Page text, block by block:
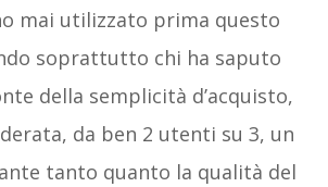
mai utilizzato prima questo
soprattutto chi ha saputo
della semplicità d’acquisto,
da ben 2 utenti su 3, un
tanto quanto la qualità del